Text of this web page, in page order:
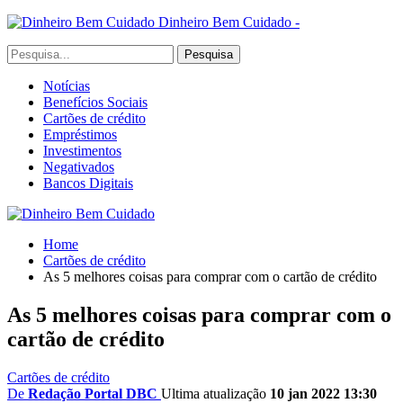
Dinheiro Bem Cuidado -
Notícias
Benefícios Sociais
Cartões de crédito
Empréstimos
Investimentos
Negativados
Bancos Digitais
Home
Cartões de crédito
As 5 melhores coisas para comprar com o cartão de crédito
As 5 melhores coisas para comprar com o
cartão de crédito
Cartões de crédito
De Redação Portal DBC Ultima atualização 10 jan 2022 13:30